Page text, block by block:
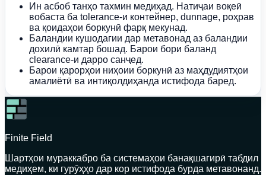
Ин асбоб танҳо тахмин медиҳад. Натиҷаи воқеӣ
вобаста ба tolerance-и контейнер, dunnage, роҳрав
ва қоидаҳои боркунӣ фарқ мекунад.
Баландии кушодагии дар метавонад аз баландии
дохилӣ камтар бошад. Барои бори баланд
clearance-и дарро санҷед.
Барои қарорҳои ниҳоии боркунӣ аз маҳдудиятҳои
амалиётӣ ва интиқолдиҳанда истифода баред.
Finite Field
Шартҳои мураккабро ба системаҳои банақшагирӣ табдил
медиҳем, ки гурӯҳҳо дар кор истифода бурда метавонанд.